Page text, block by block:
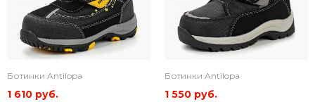
Ботинки Antilopa
1 610 руб.
Ботинки Antilopa
1 550 руб.